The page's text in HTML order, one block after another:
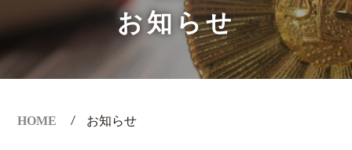
法人のお客様
お知らせ
HOME お知らせ